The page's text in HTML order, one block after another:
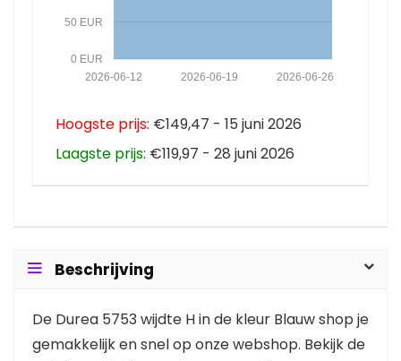
0 EUR
50 EUR
2026-06-26
2026-06-19
2026-06-12
Hoogste prijs: €149,47 - 15 juni 2026
Laagste prijs: €119,97 - 28 juni 2026
Beschrijving
De Durea 5753 wijdte H in de kleur Blauw shop je
gemakkelijk en snel op onze webshop. Bekijk de